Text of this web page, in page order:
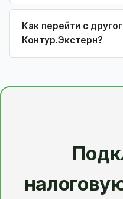
Как перейти с
Контур.Экстерн?